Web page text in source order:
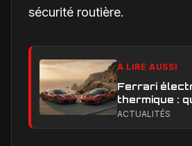
sécurité routière.
À LIRE AUSSI
Ferrari
thermique :
performance
ACTUALITÉS